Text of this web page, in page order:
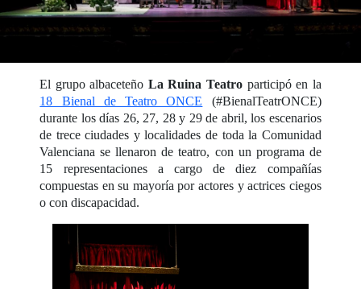
El grupo albaceteño La Ruina Teatro participó en la
18 Bienal de Teatro ONCE (#BienalTeatrONCE)
durante los días 26, 27, 28 y 29 de abril, los escenarios
de trece ciudades y localidades de toda la Comunidad
Valenciana se llenaron de teatro, con un programa de
15 representaciones a cargo de diez compañías
compuestas en su mayoría por actores y actrices ciegos
o con discapacidad.